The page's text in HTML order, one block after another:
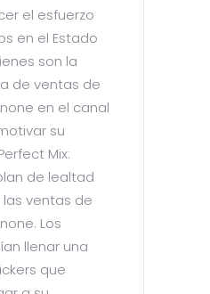
el esfuerzo
en el Estado
son la
de ventas de
en el canal
su
Mix:
de lealtad
ventas de
Los
llenar una
que